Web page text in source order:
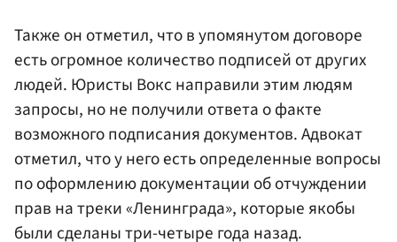
Также он отметил, что в упомянутом договоре
есть огромное количество подписей от других
людей. Юристы Вокс направили этим людям
запросы, но не получили ответа о факте
возможного подписания документов. Адвокат
отметил, что у него есть определенные вопросы
по оформлению документации об отчуждении
прав на треки «Ленинграда», которые якобы
были сделаны три-четыре года назад.